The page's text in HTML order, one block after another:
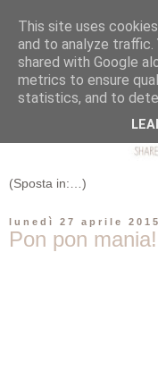
lunedì 27 aprile 2015
Pon pon mania!
This site uses
and to analyze traffic.
shared with Google
metrics to ensure
statistics, and to